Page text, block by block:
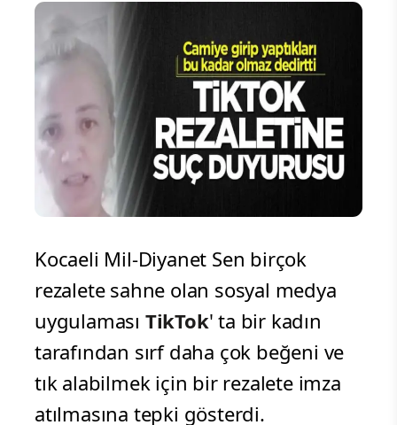
Kocaeli Mil-Diyanet Sen birçok
rezalete sahne olan sosyal medya
uygulaması TikTok' ta bir kadın
tarafından sırf daha çok beğeni ve
tık alabilmek için bir rezalete imza
atılmasına tepki gösterdi.